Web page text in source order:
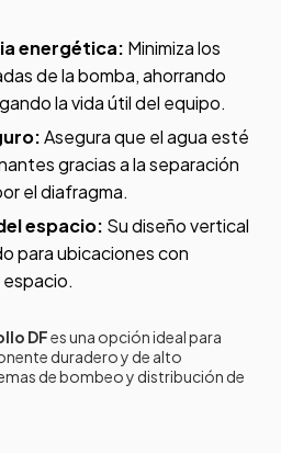
energética: Minimiza los
de la bomba, ahorrando
la vida útil del equipo.
Asegura que el agua esté
gracias a la separación
el diafragma.
espacio: Su diseño vertical
para ubicaciones con
DFes una opción ideal para
duradero y de alto
de bombeo y distribución de